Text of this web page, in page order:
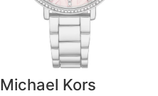
Michael Kors